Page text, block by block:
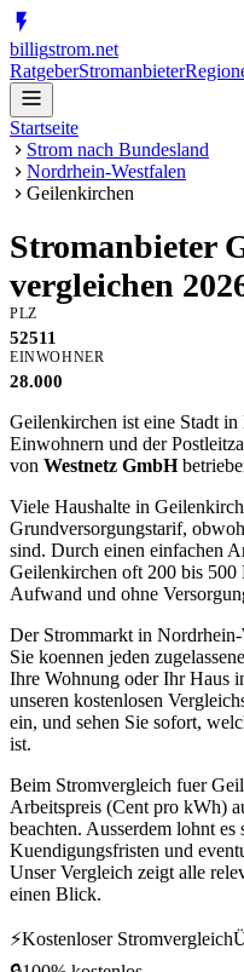
billigstrom.net
RatgeberStromanbieter
Startseite
Strom nach Bundesland
Nordrhein-Westfalen
Geilenkirchen
Stromanbieter
vergleichen
PLZ
52511
EINWOHNER
28.000
Geilenkirchen ist eine Stadt
Einwohnern und der
von Westnetz GmbH
Viele Haushalte in
Grundversorgungstarif,
sind. Durch einen einfachen
Geilenkirchen oft 200 bis 500
Aufwand und ohne
Der Strommarkt in
Sie koennen jeden
Ihre Wohnung oder Ihr Haus
unseren kostenlosen
ein, und sehen Sie sofort,
ist.
Beim Stromvergleich fuer
Arbeitspreis (Cent pro kWh)
beachten. Ausserdem lohnt
Kuendigungsfristen und
Unser Vergleich zeigt alle
einen Blick.
⚡Kostenloser Stromvergleich